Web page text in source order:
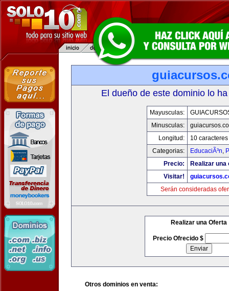
El dueño de este dominio lo
Mayusculas:
Minusculas:
Longitud:
10 caracteres
Categorias:
EducaciÃ³n,
Precio:
Realizar una
Visitar!
Serán consideradas
Realizar una Oferta
Precio Ofrecido $
Otros dominios en venta: